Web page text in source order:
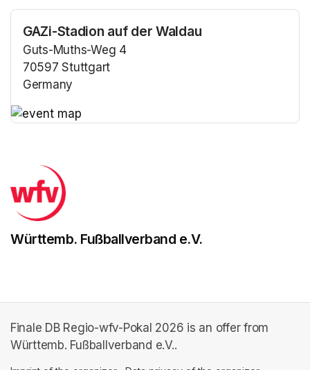
GAZi-Stadion auf der Waldau
Guts-Muths-Weg 4
70597 Stuttgart
Germany
Württemb. Fußballverband e.V.
Finale DB Regio-wfv-Pokal 2026 is an offer from
Württemb. Fußballverband e.V..